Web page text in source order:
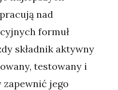
nad
formuł
składnik aktywny
testowany i
zapewnić jego